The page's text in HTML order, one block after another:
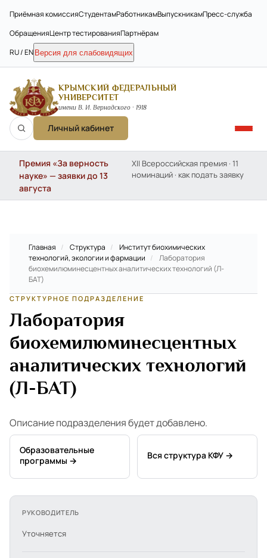
Приёмная комиссияСтудентамРаботникамВыпускникамПресс-служба
ОбращенияЦентр тестированияПартнёрам
RU / EN Версия для слабовидящих
КРЫМСКИЙ ФЕДЕРАЛЬНЫЙ
УНИВЕРСИТЕТ
имени В. И. Вернадского · 1918
Личный кабинет
Премия «За верность
науке» — заявки до 13
августа
XII Всероссийская премия · 11
номинаций · как подать заявку
Главная / Структура /
Институт биохимических
технологий, экологии и фармации /
Лаборатория
биохемилюминесцентных аналитических технологий (Л-
БАТ)
СТРУКТУРНОЕ ПОДРАЗДЕЛЕНИЕ
Лаборатория
биохемилюминесцентных
аналитических технологий
(Л-БАТ)
Описание подразделения будет добавлено.
Образовательные
программы →
Вся структура КФУ →
РУКОВОДИТЕЛЬ
Уточняется